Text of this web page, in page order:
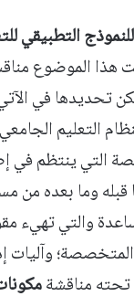
للنموذج التطبيقي
هذا الموضوع
تحديدها في
التعليم
التي ينتظم في
وما بعده من
والتي تهيء
وآليات
مناقشة